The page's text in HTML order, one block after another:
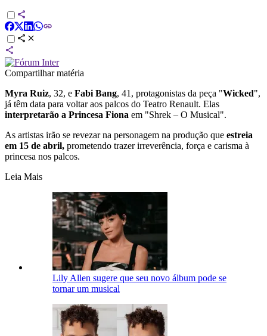
Compartilhar matéria
Myra Ruiz, 32, e Fabi Bang, 41, protagonistas da peça "Wicked",
já têm data para voltar aos palcos do Teatro Renault. Elas
interpretarão a Princesa Fiona em "Shrek – O Musical".
As artistas irão se revezar na personagem na produção que estreia
em 15 de abril, prometendo trazer irreverência, força e carisma à
princesa nos palcos.
Leia Mais
Lily Allen sugere que seu novo álbum pode se
tornar um musical